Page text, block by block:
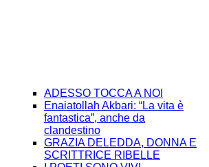
ADESSO TOCCA A NOI
Enaiatollah Akbari: “La vita è
fantastica”, anche da
clandestino
GRAZIA DELEDDA, DONNA E
SCRITTRICE RIBELLE